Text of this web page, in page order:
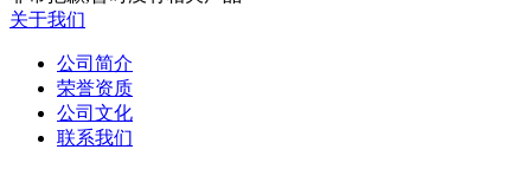
关于我们
公司简介
荣誉资质
公司文化
联系我们